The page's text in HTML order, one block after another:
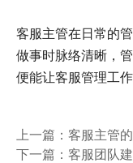
客服主管在日常的
做事时脉络清晰，
便能让客服管理工
上一篇： 客服主管
下一篇： 客服团队